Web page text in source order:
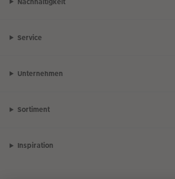
Service
Unternehmen
Sortiment
Inspiration